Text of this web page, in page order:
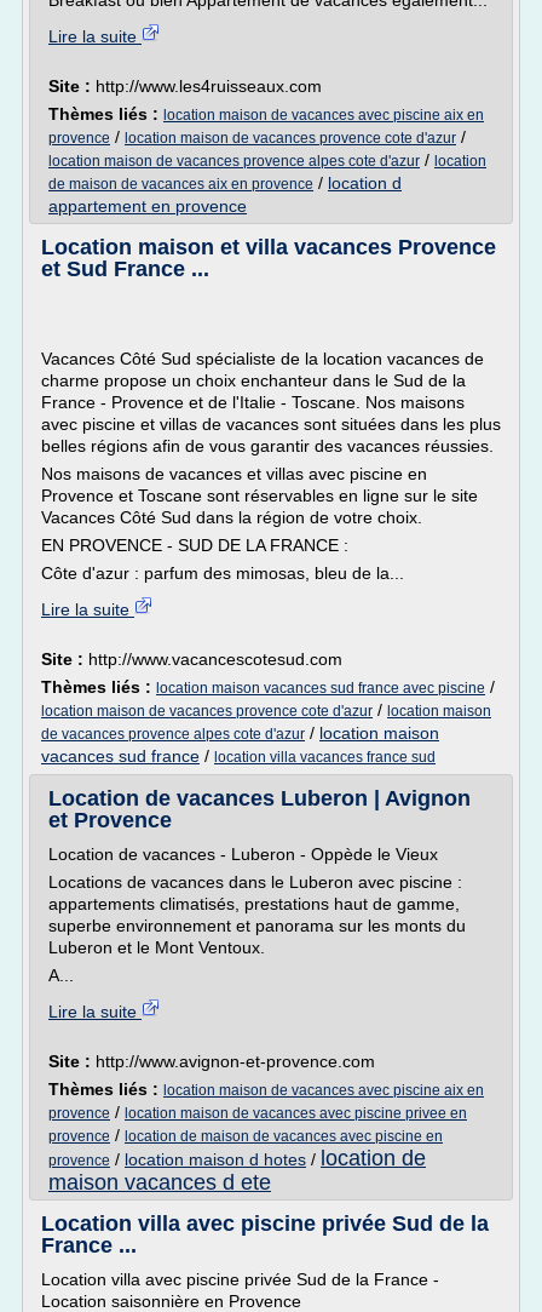
Lire la suite
Site : http://www.les4ruisseaux.com
Thèmes liés : location maison de vacances avec piscine aix en
provence / location maison de vacances provence cote d'azur /
location maison de vacances provence alpes cote d'azur / location
de maison de vacances aix en provence / location d
appartement en provence
Location maison et villa vacances Provence
et Sud France ...
Vacances Côté Sud spécialiste de la location vacances de
charme propose un choix enchanteur dans le Sud de la
France - Provence et de l'Italie - Toscane. Nos maisons
avec piscine et villas de vacances sont situées dans les plus
belles régions afin de vous garantir des vacances réussies.
Nos maisons de vacances et villas avec piscine en
Provence et Toscane sont réservables en ligne sur le site
Vacances Côté Sud dans la région de votre choix.
EN PROVENCE - SUD DE LA FRANCE :
Côte d'azur : parfum des mimosas, bleu de la...
Lire la suite
Site : http://www.vacancescotesud.com
Thèmes liés : location maison vacances sud france avec piscine /
location maison de vacances provence cote d'azur / location maison
de vacances provence alpes cote d'azur / location maison
vacances sud france / location villa vacances france sud
Location de vacances Luberon | Avignon
et Provence
Location de vacances - Luberon - Oppède le Vieux
Locations de vacances dans le Luberon avec piscine :
appartements climatisés, prestations haut de gamme,
superbe environnement et panorama sur les monts du
Luberon et le Mont Ventoux.
A...
Lire la suite
Site : http://www.avignon-et-provence.com
Thèmes liés : location maison de vacances avec piscine aix en
provence / location maison de vacances avec piscine privee en
provence / location de maison de vacances avec piscine en
provence / location maison d hotes / location de
maison vacances d ete
Location villa avec piscine privée Sud de la
France ...
Location villa avec piscine privée Sud de la France -
Location saisonnière en Provence